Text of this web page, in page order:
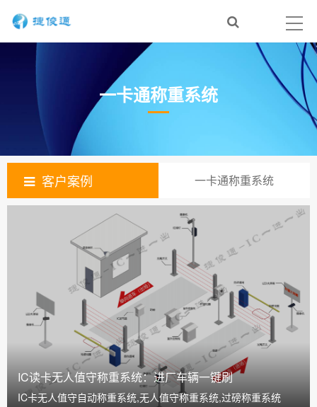
一卡通称重系统
客户案例 一卡通称重系统
IC读卡无人值守称重系统：进厂车辆一键刷
IC卡无人值守自动称重系统,无人值守称重系统,过磅称重系统